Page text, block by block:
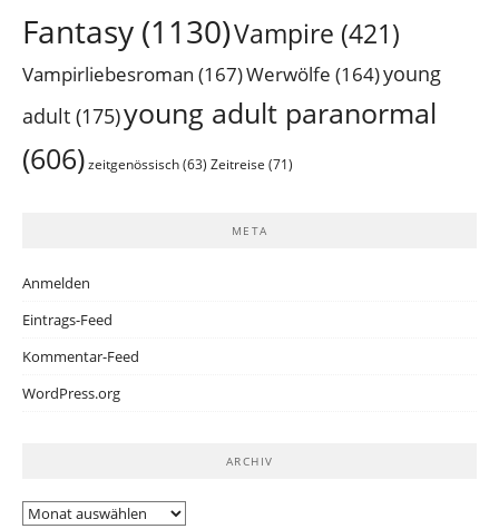
Fantasy (1130)Vampire (421)
Vampirliebesroman (167)Werwölfe (164)young
adult (175)young adult paranormal
(606) zeitgenössisch (63) Zeitreise (71)
META
Anmelden
Eintrags-Feed
Kommentar-Feed
WordPress.org
ARCHIV
Archiv